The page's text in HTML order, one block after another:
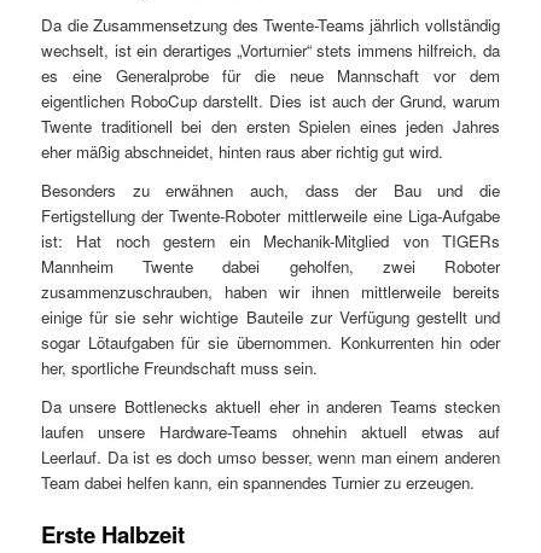
i
o
n
Da die Zusammensetzung des Twente-Teams jährlich vollständig
wechselt, ist ein derartiges „Vorturnier“ stets immens hilfreich, da
es eine Generalprobe für die neue Mannschaft vor dem
eigentlichen RoboCup darstellt. Dies ist auch der Grund, warum
Twente traditionell bei den ersten Spielen eines jeden Jahres
eher mäßig abschneidet, hinten raus aber richtig gut wird.
Besonders zu erwähnen auch, dass der Bau und die
Fertigstellung der Twente-Roboter mittlerweile eine Liga-Aufgabe
ist: Hat noch gestern ein Mechanik-Mitglied von TIGERs
Mannheim Twente dabei geholfen, zwei Roboter
zusammenzuschrauben, haben wir ihnen mittlerweile bereits
einige für sie sehr wichtige Bauteile zur Verfügung gestellt und
sogar Lötaufgaben für sie übernommen. Konkurrenten hin oder
her, sportliche Freundschaft muss sein.
Da unsere Bottlenecks aktuell eher in anderen Teams stecken
laufen unsere Hardware-Teams ohnehin aktuell etwas auf
Leerlauf. Da ist es doch umso besser, wenn man einem anderen
Team dabei helfen kann, ein spannendes Turnier zu erzeugen.
Erste Halbzeit